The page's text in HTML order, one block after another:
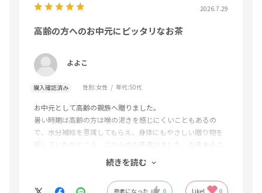
2026.7.29
高齢の方へのお中元にピッタリなお茶
よよこ
購入確認済み 性別:女性 年代:50代
お中元として高齢の親族へ贈りました。
暑い時期は高齢の方は喉の渇きを感じにくいこともあるの
で、水分補給を意識してもらえ、身体にもやさしい贈り物を
探していたがところ、こちらのお茶選びました。お茶あるこ
とで自然と水分をとるきっかけになるのも良いと感じまし
飲みやすく美味しいと喜んでくれました。
続きを読む
参考になった 0 Like! 0